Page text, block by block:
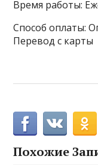
Время работы:
Способ оплаты:
Перевод с карты
Похожие